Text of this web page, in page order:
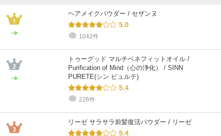
ヘアメイクパウダー / セザンヌ
5.0
1042件
トゥーグッド マルチベネフィットオイル /
Purification of Mind（心の浄化） / SINN
PURETE(シン ピュルテ)
5.4
226件
リーゼ サラサラ前髪復活パウダー / リーゼ
5.4